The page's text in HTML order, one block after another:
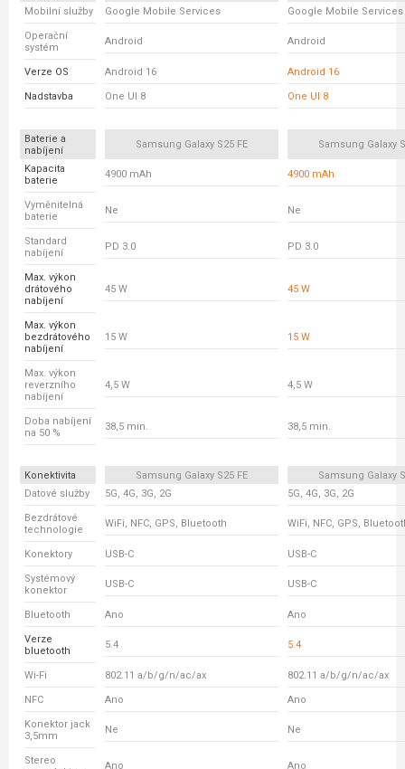
Mobilní služby Google Mobile Services Google Mobile Services
Operační
systém
Android Android
Verze OS Android 16 Android 16
Nadstavba One UI 8 One UI 8
Baterie a
nabíjení
Samsung Galaxy S25 FE Samsung Galaxy
Kapacita
baterie
4900 mAh 4900 mAh
Vyměnitelná
baterie
Ne Ne
Standard
nabíjení
PD 3.0 PD 3.0
Max. výkon
drátového
nabíjení
45 W 45 W
Max. výkon
bezdrátového
nabíjení
15 W 15 W
Max. výkon
reverzního
nabíjení
4,5 W 4,5 W
Doba nabíjení
na 50 %
38,5 min. 38,5 min.
Konektivita Samsung Galaxy S25 FE
Samsung Galaxy
Datové služby
5G, 4G, 3G, 2G 5G, 4G, 3G, 2G
Bezdrátové
technologie
WiFi, NFC, GPS, Bluetooth WiFi, NFC, GPS,
Konektory USB-C USB-C
Systémový
konektor
USB-C USB-C
Bluetooth Ano Ano
Verze
bluetooth
5.4 5.4
Wi-Fi 802.11 a/b/g/n/ac/ax 802.11 a/b/g/n/ac/ax
NFC Ano Ano
Konektor jack
3,5mm
Ne Ne
Stereo
Ano Ano